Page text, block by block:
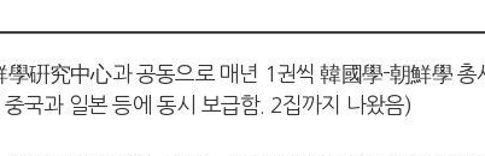
學硏究中心과 공동으로 매년 1권씩 韓國學-朝鮮學
국과 일본 등에 동시 보급함. 2집까지 나왔음)